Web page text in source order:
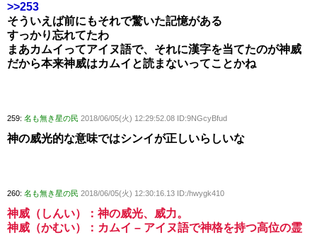
>>253
そういえば前にもそれで驚いた記憶がある
すっかり忘れてたわ
まあカムイってアイヌ語で、それに漢字を当てたのが神威
だから本来神威はカムイと読まないってことかね
259: 名も無き星の民 2018/06/05(火) 12:29:52.08 ID:9NGcyBfud
神の威光的な意味ではシンイが正しいらしいな
260: 名も無き星の民 2018/06/05(火) 12:30:16.13 ID:/hwygk410
神威（しんい）：神の威光、威力。
神威（かむい）：カムイ – アイヌ語で神格を持つ高位の霊